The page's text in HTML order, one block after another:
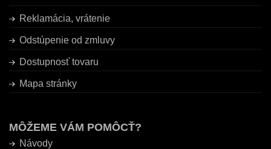
Reklamácia, vrátenie
Odstúpenie od zmluvy
Dostupnosť tovaru
Mapa stránky
MÔŽEME VÁM POMÔCŤ?
Návody